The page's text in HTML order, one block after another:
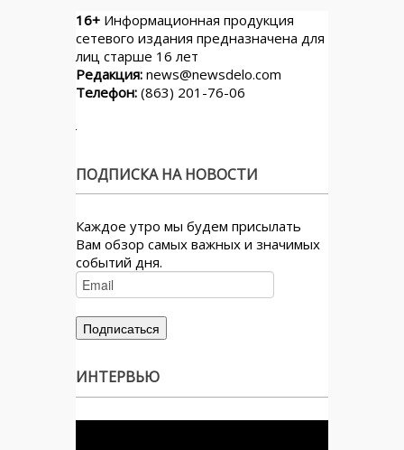
16+ Информационная продукция
сетевого издания предназначена для
лиц старше 16 лет
Редакция: news@newsdelo.com
Телефон: (863) 201-76-06
ПОДПИСКА НА НОВОСТИ
Каждое утро мы будем присылать
Вам обзор самых важных и значимых
событий дня.
ИНТЕРВЬЮ